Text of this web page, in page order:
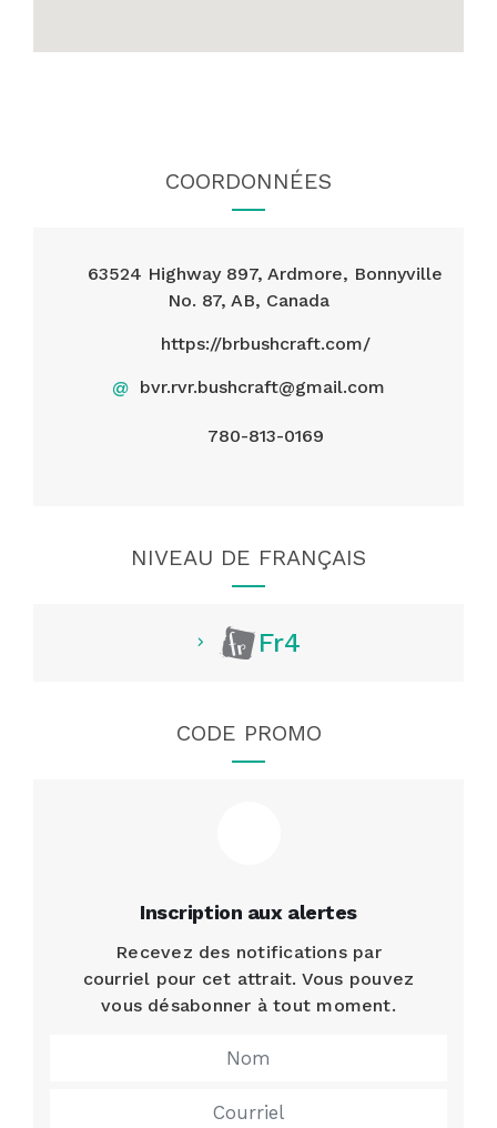
COORDONNÉES
63524 Highway 897, Ardmore, Bonnyville
No. 87, AB, Canada
https://brbushcraft.com/
@ bvr.rvr.bushcraft@gmail.com
780-813-0169
NIVEAU DE FRANÇAIS
Fr4
CODE PROMO
Inscription aux alertes
Recevez des notifications par
courriel pour cet attrait. Vous pouvez
vous désabonner à tout moment.